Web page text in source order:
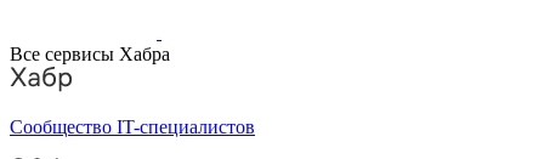
Все сервисы Хабра
Сообщество IT-специалистов